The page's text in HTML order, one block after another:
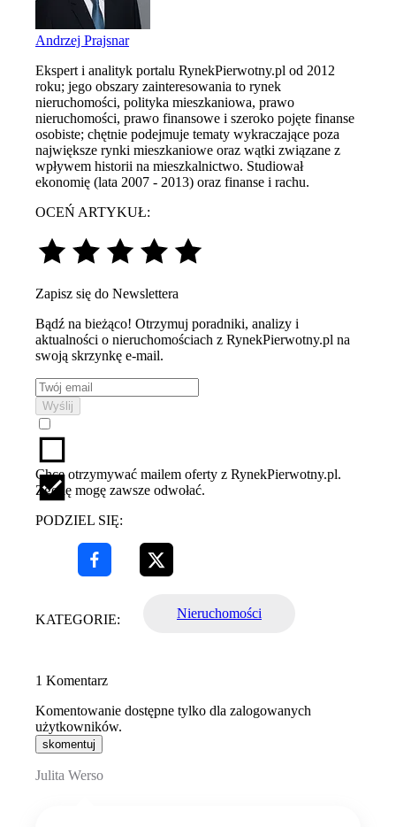
Andrzej Prajsnar
Ekspert i analityk portalu RynekPierwotny.pl od 2012
roku; jego obszary zainteresowania to rynek
nieruchomości, polityka mieszkaniowa, prawo
nieruchomości, prawo finansowe i szeroko pojęte finanse
osobiste; chętnie podejmuje tematy wykraczające poza
największe rynki mieszkaniowe oraz wątki związane z
wpływem historii na mieszkalnictwo. Studiował
ekonomię (lata 2007 - 2013) oraz finanse i rachu.
OCEŃ ARTYKUŁ:
Zapisz się do Newslettera
Bądź na bieżąco! Otrzymuj poradniki, analizy i
aktualności o nieruchomościach z RynekPierwotny.pl na
swoją skrzynkę e-mail.
Wyślij
Chcę otrzymywać mailem oferty z RynekPierwotny.pl.
Zgodę mogę zawsze odwołać.
PODZIEL SIĘ:
KATEGORIE: Nieruchomości
1 Komentarz
Komentowanie dostępne tylko dla zalogowanych
użytkowników.
skomentuj
Julita Werso